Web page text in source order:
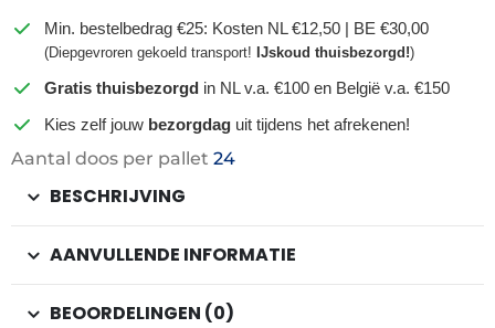
Min. bestelbedrag €25: Kosten NL €12,50 | BE €30,00
(Diepgevroren gekoeld transport! IJskoud thuisbezorgd!)
Gratis thuisbezorgd in NL v.a. €100 en België v.a. €150
Kies zelf jouw bezorgdag uit tijdens het afrekenen!
Aantal doos per pallet 24
BESCHRIJVING
AANVULLENDE INFORMATIE
BEOORDELINGEN (0)